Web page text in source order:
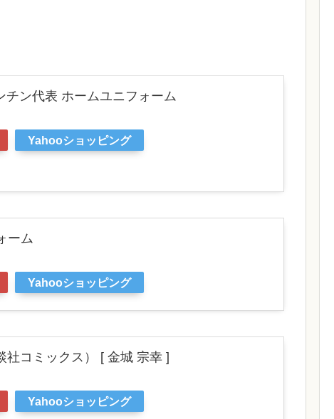
チン代表 ホームユニフォーム
Yahooショッピング
ーム
Yahooショッピング
社コミックス） [ 金城 宗幸 ]
Yahooショッピング